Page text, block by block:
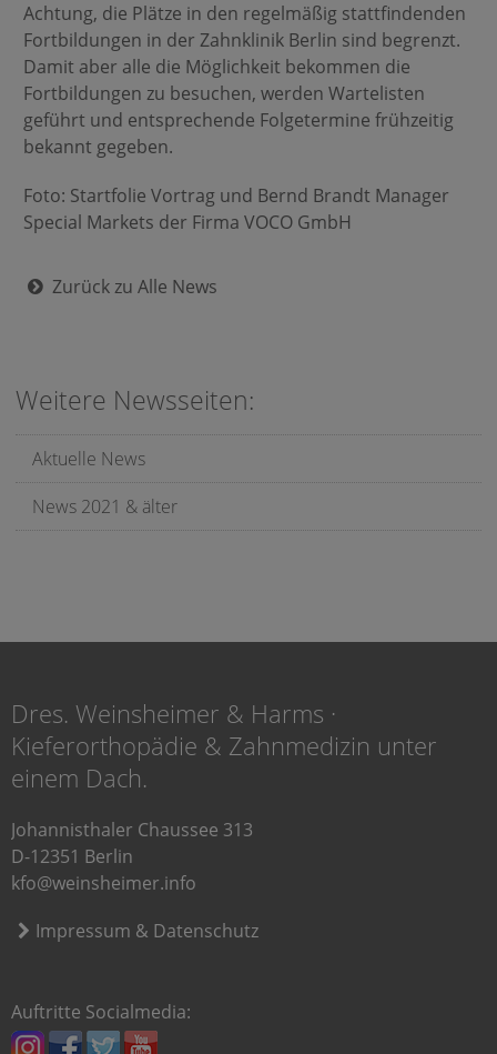
Achtung, die Plätze in den regelmäßig stattfindenden
Fortbildungen in der Zahnklinik Berlin sind begrenzt.
Damit aber alle die Möglichkeit bekommen die
Fortbildungen zu besuchen, werden Wartelisten
geführt und entsprechende Folgetermine frühzeitig
bekannt gegeben.
Foto: Startfolie Vortrag und Bernd Brandt Manager
Special Markets der Firma VOCO GmbH
Zurück zu Alle News
Weitere Newsseiten:
Aktuelle News
News 2021 & älter
Dres. Weinsheimer & Harms ·
Kieferorthopädie & Zahnmedizin unter
einem Dach.
Johannisthaler Chaussee 313
D-12351 Berlin
kfo@weinsheimer.info
Impressum & Datenschutz
Auftritte Socialmedia: